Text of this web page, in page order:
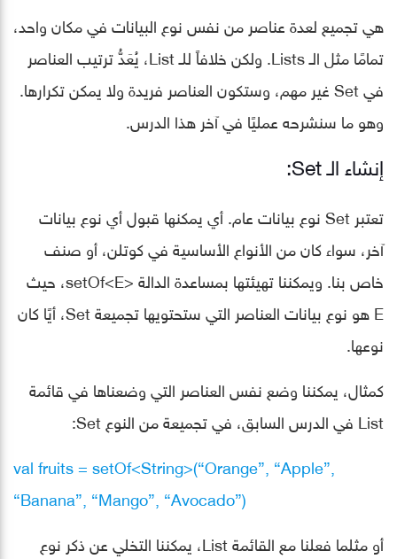
هي تجميع لعدة عناصر من نفس نوع البيانات في مكان واحد،
تمامًا مثل الـ Lists. ولكن خلافاً للـ List، يُعَدُّ ترتيب العناصر
في Set غير مهم، وستكون العناصر فريدة ولا يمكن تكرارها.
وهو ما سنشرحه عمليًا في آخر هذا الدرس.
إنشاء الـ Set:
تعتبر Set نوع بيانات عام. أي يمكنها قبول أي نوع بيانات
آخر، سواء كان من الأنواع الأساسية في كوتلن، أو صنف
خاص بنا. ويمكننا تهيئتها بمساعدة الدالة <setOf<E، حيث
E هو نوع بيانات العناصر التي ستحتويها تجميعة Set، أيًا كان
نوعها.
كمثال، يمكننا وضع نفس العناصر التي وضعناها في قائمة
List في الدرس السابق، في تجميعة من النوع Set:
val fruits = setOf<String>(“Orange”, “Apple”,
“Banana”, “Mango”, “Avocado”)
أو مثلما فعلنا مع القائمة List، يمكننا التخلي عن ذكر نوع